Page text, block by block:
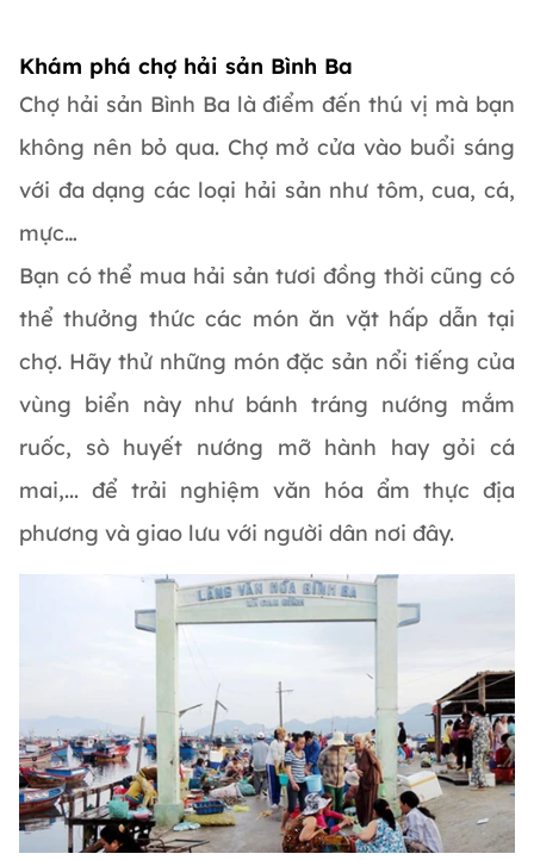
Khám phá chợ hải sản Bình Ba
Chợ hải sản Bình Ba là điểm đến thú vị mà bạn
không nên bỏ qua. Chợ mở cửa vào buổi sáng
với đa dạng các loại hải sản như tôm, cua, cá,
mực…
Bạn có thể mua hải sản tươi đồng thời cũng có
thể thưởng thức các món ăn vặt hấp dẫn tại
chợ. Hãy thử những món đặc sản nổi tiếng của
vùng biển này như bánh tráng nướng mắm
ruốc, sò huyết nướng mỡ hành hay gỏi cá
mai,... để trải nghiệm văn hóa ẩm thực địa
phương và giao lưu với người dân nơi đây.